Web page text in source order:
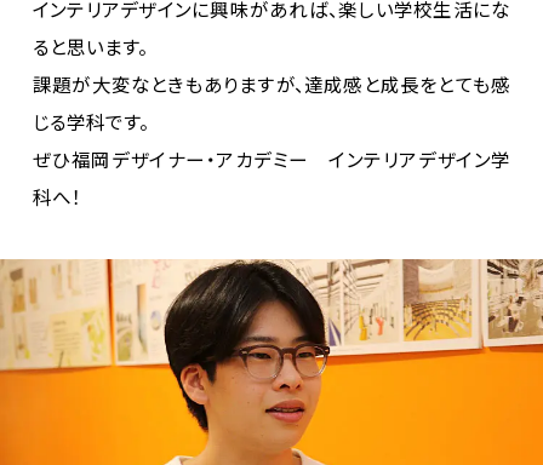
インテリアデザインに興味があれば、楽しい学校生活にな
ると思います。
課題が大変なときもありますが、達成感と成長をとても感
じる学科です。
ぜひ福岡デザイナー・アカデミー　インテリアデザイン学
科へ！